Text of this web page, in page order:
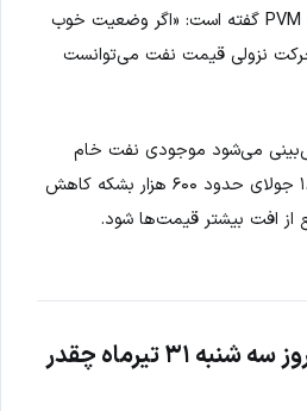
ایوانز» تحلیل‌گر نفت در PVM Oil گفته است: «اگر وضعیت خوب
حرکت نزولی قیمت نفت می‌توانست
می‌شود موجودی نفت خام
آمریکا در هفته منتهی به ۱۸ جولای حدود ۶۰۰ هزار بشکه کاهش
از افت بیشتر قیمت‌ها شود.
قیمت جهانی طلا امروز سه شنبه ۳۱ تیرماه چقدر